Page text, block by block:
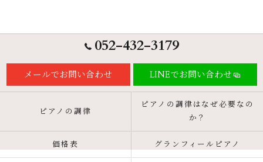
052-432-3179
メールでお問い合わせ LINEでお問い合わせ
ピアノの調律
ピアノの調律はなぜ必要なの
か？
価格表 グランフィールピアノ